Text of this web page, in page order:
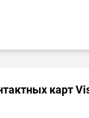
карт